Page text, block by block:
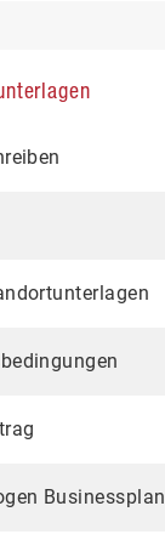
Businessplan